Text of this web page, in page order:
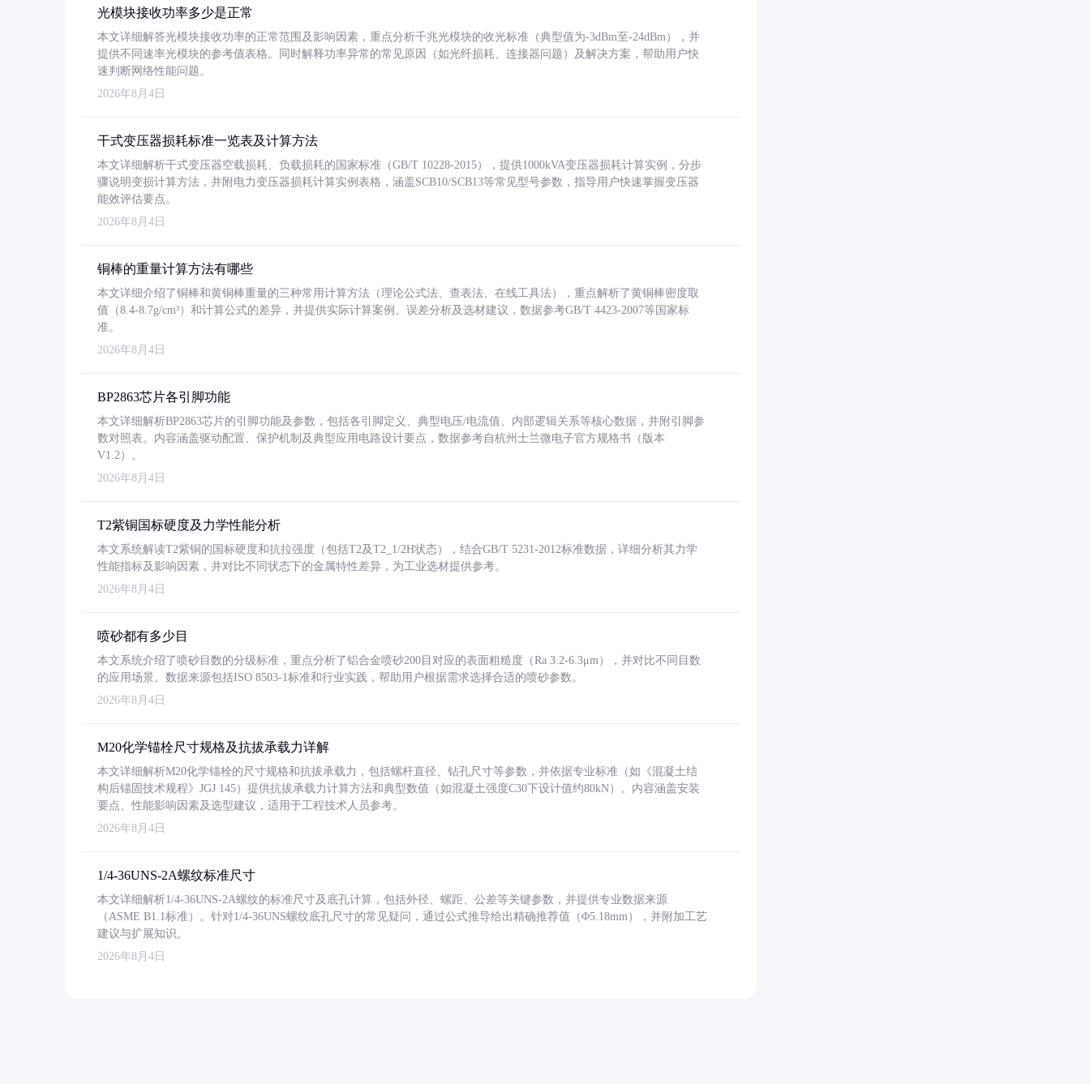
光模块接收功率多少是正常
本文详细解答光模块接收功率的正常范围及影响因素，重点分析千兆光模块的收光标准（典型值为-3dBm至-24dBm），并
提供不同速率光模块的参考值表格。同时解释功率异常的常见原因（如光纤损耗、连接器问题）及解决方案，帮助用户快
速判断网络性能问题。
2026年8月4日
干式变压器损耗标准一览表及计算方法
本文详细解析干式变压器空载损耗、负载损耗的国家标准（GB/T 10228-2015），提供1000kVA变压器损耗计算实例，分步
骤说明变损计算方法，并附电力变压器损耗计算实例表格，涵盖SCB10/SCB13等常见型号参数，指导用户快速掌握变压器
能效评估要点。
2026年8月4日
铜棒的重量计算方法有哪些
本文详细介绍了铜棒和黄铜棒重量的三种常用计算方法（理论公式法、查表法、在线工具法），重点解析了黄铜棒密度取
值（8.4-8.7g/cm³）和计算公式的差异，并提供实际计算案例、误差分析及选材建议，数据参考GB/T 4423-2007等国家标
准。
2026年8月4日
BP2863芯片各引脚功能
本文详细解析BP2863芯片的引脚功能及参数，包括各引脚定义、典型电压/电流值、内部逻辑关系等核心数据，并附引脚参
数对照表。内容涵盖驱动配置、保护机制及典型应用电路设计要点，数据参考自杭州士兰微电子官方规格书（版本
V1.2）。
2026年8月4日
T2紫铜国标硬度及力学性能分析
本文系统解读T2紫铜的国标硬度和抗拉强度（包括T2及T2_1/2H状态），结合GB/T 5231-2012标准数据，详细分析其力学
性能指标及影响因素，并对比不同状态下的金属特性差异，为工业选材提供参考。
2026年8月4日
喷砂都有多少目
本文系统介绍了喷砂目数的分级标准，重点分析了铝合金喷砂200目对应的表面粗糙度（Ra 3.2-6.3μm），并对比不同目数
的应用场景。数据来源包括ISO 8503-1标准和行业实践，帮助用户根据需求选择合适的喷砂参数。
2026年8月4日
M20化学锚栓尺寸规格及抗拔承载力详解
本文详细解析M20化学锚栓的尺寸规格和抗拔承载力，包括螺杆直径、钻孔尺寸等参数，并依据专业标准（如《混凝土结
构后锚固技术规程》JGJ 145）提供抗拔承载力计算方法和典型数值（如混凝土强度C30下设计值约80kN）。内容涵盖安装
要点、性能影响因素及选型建议，适用于工程技术人员参考。
2026年8月4日
1/4-36UNS-2A螺纹标准尺寸
本文详细解析1/4-36UNS-2A螺纹的标准尺寸及底孔计算，包括外径、螺距、公差等关键参数，并提供专业数据来源
（ASME B1.1标准）。针对1/4-36UNS螺纹底孔尺寸的常见疑问，通过公式推导给出精确推荐值（Φ5.18mm），并附加工艺
建议与扩展知识。
2026年8月4日